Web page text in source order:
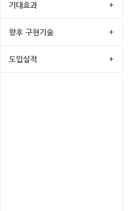
기대효과 +
향후 구현기술 +
도입실적 +